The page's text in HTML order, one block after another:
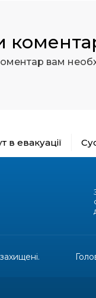
вам
в евакуації